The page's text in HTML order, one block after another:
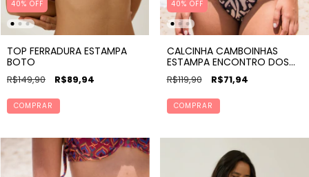
40% OFF
TOP FERRADURA ESTAMPA
BOTO
R$149,90 R$89,94
COMPRAR
40% OFF
CALCINHA CAMBOINHAS
ESTAMPA ENCONTRO DOS
RIOS
R$119,90 R$71,94
COMPRAR